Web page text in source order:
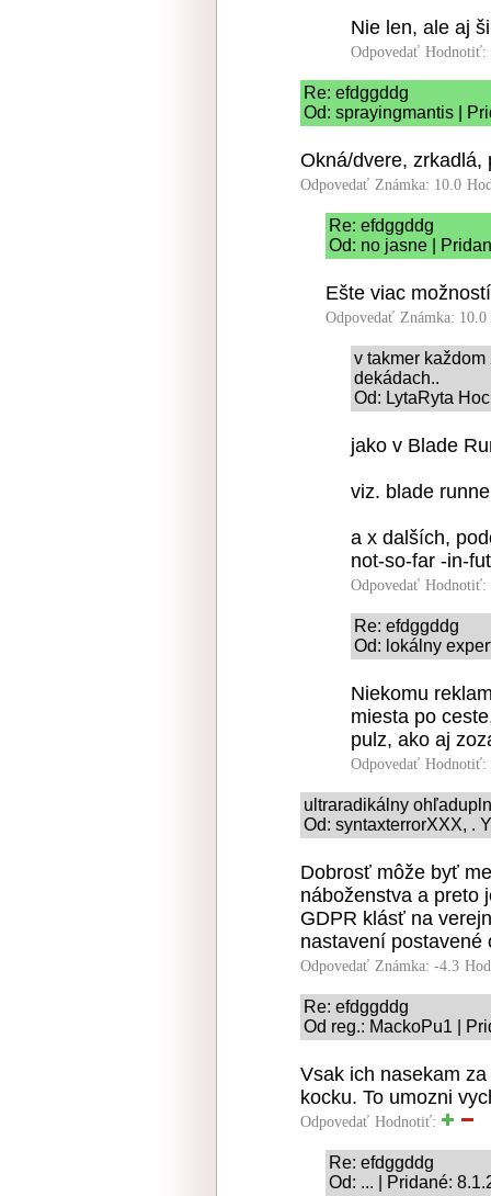
Nie len, ale aj
Odpovedať Hodnotiť:
Re: efdggddg
Od: sprayingmantis |
Okná/dvere, zrkadlá,
Odpovedať Známka: 10.0
Re: efdggddg
Od: no jasne |
Ešte viac
Odpovedať Známka: 10.0
v takmer každom
dekádach..
Od: LytaRyta
jako v Blade
viz. blade
a x dalších,
not-so-far -in-
Odpovedať Hodnotiť:
Re: efdggddg
Od: lokálny
Niekomu
miesta po
pulz, ako aj
Odpovedať Hodnotiť:
ultraradikálny
Od: syntaxterrorXXX, .
Dobrosť môže byť
náboženstva a preto
GDPR klásť na
nastavení postavené
Odpovedať Známka: -4.3
Re: efdggddg
Od reg.: MackoPu1 |
Vsak ich nasekam
kocku. To umozni
Odpovedať Hodnotiť:
Re: efdggddg
Od: ... | Pridané: